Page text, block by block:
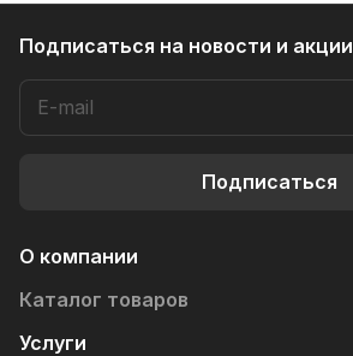
Подписаться на новости и акции
Подписаться
О компании
Каталог товаров
Услуги